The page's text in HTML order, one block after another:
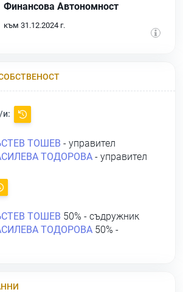
Финансова Автономност
към 31.12.2024 г.
и:
ТОШЕВ - управител
ТОДОРОВА - управител
ТОШЕВ 50% - съдружник
ТОДОРОВА 50% -